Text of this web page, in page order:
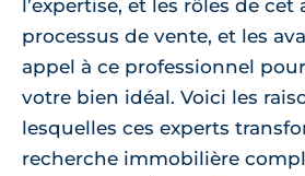
l’expertise, et les rôles de cet
processus de vente, et les
appel à ce professionnel
votre bien idéal. Voici les
lesquelles ces experts
recherche immobilière